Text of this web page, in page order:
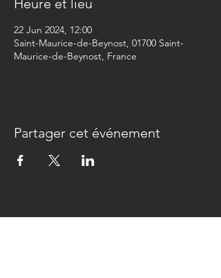
Heure et lieu
22 Jun 2024, 12:00
Saint-Maurice-de-Beynost, 01700 Saint-
Maurice-de-Beynost, France
Partager cet événement